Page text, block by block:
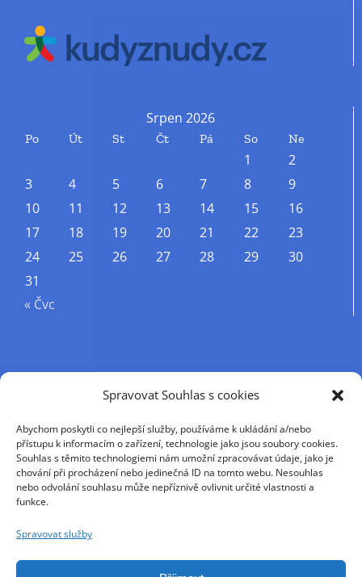
Spravovat Souhlas s cookies
Abychom poskytli co nejlepší služby, používáme k ukládání a/nebo
přístupu k informacím o zařízení, technologie jako jsou soubory cookies.
Souhlas s těmito technologiemi nám umožní zpracovávat údaje, jako je
chování při procházení nebo jedinečná ID na tomto webu. Nesouhlas
nebo odvolání souhlasu může nepříznivě ovlivnit určité vlastnosti a
funkce.
Spravovat služby
Srpen 2026
Po Út St Čt Pá So Ne
1
2
3
4 5 6 7 8
9
10
11 12 13 14 15
16
17
18 19 20 21 22
23
24
25 26 27 28 29
30
31
« Čvc
Příjmení
Křestní jméno
E-mail
Pokračováním přijímáte zásady ochrany osobních